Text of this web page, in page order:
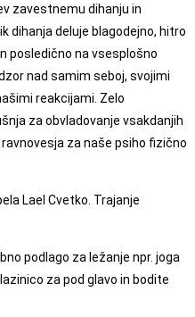
zavestnemu dihanju in
dihanja deluje blagodejno, hitro
posledično na vsesplošno
nad samim seboj, svojimi
reakcijami. Zelo
za obvladovanje vsakdanjih
za naše psiho fizično
Lael Cvetko. Trajanje
podlago za ležanje npr. joga
za pod glavo in bodite